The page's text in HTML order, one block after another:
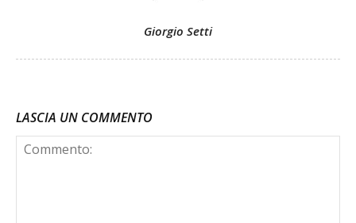
Giorgio Setti
LASCIA UN COMMENTO